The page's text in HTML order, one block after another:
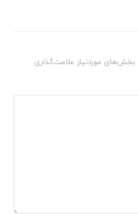
بخش‌های موردنیاز علامت‌گذاری